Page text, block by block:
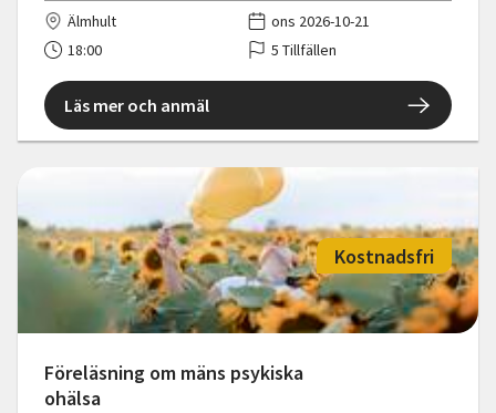
Älmhult
ons 2026-10-21
18:00
5 Tillfällen
Läs mer och anmäl
Föreläsning om mäns psykiska
ohälsa
Kostnadsfri